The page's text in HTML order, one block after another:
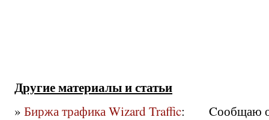
Другие материалы и статьи
» Биржа трафика Wizard Traffic: Cообщаю о